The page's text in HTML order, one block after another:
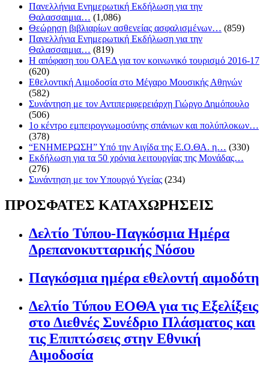
Πανελλήνια Ενημερωτική Εκδήλωση για την
Θαλασσαιμια… (1,086)
Θεώρηση βιβλιαρίων ασθενείας ασφαλισμένων… (859)
Πανελλήνια Ενημερωτική Εκδήλωση για την
Θαλασσαιμια… (819)
Η απόφαση του ΟΑΕΔ για τον κοινωνικό τουρισμό 2016-17
(620)
Εθελοντική Αιμοδοσία στο Μέγαρο Μουσικής Αθηνών
(582)
Συνάντηση με τον Αντιπεριφερειάρχη Γιώργο Δημόπουλο
(506)
1ο κέντρο εμπειρογνωμοσύνης σπάνιων και πολύπλοκων…
(378)
“ΕΝΗΜΕΡΩΣΗ” Υπό την Αιγίδα της Ε.Ο.ΘΑ. η… (330)
Eκδήλωση για τα 50 χρόνια λειτουργίας της Μονάδας…
(276)
Συνάντηση με τον Υπουργό Υγείας (234)
ΠΡΟΣΦΑΤΕΣ ΚΑΤΑΧΩΡΗΣΕΙΣ
Δελτίο Τύπου-Παγκόσμια Ημέρα
Δρεπανοκυτταρικής Νόσου
Παγκόσμια ημέρα εθελοντή αιμοδότη
Δελτίο Τύπου ΕΟΘΑ για τις Εξελίξεις
στο Διεθνές Συνέδριο Πλάσματος και
τις Επιπτώσεις στην Εθνική
Αιμοδοσία